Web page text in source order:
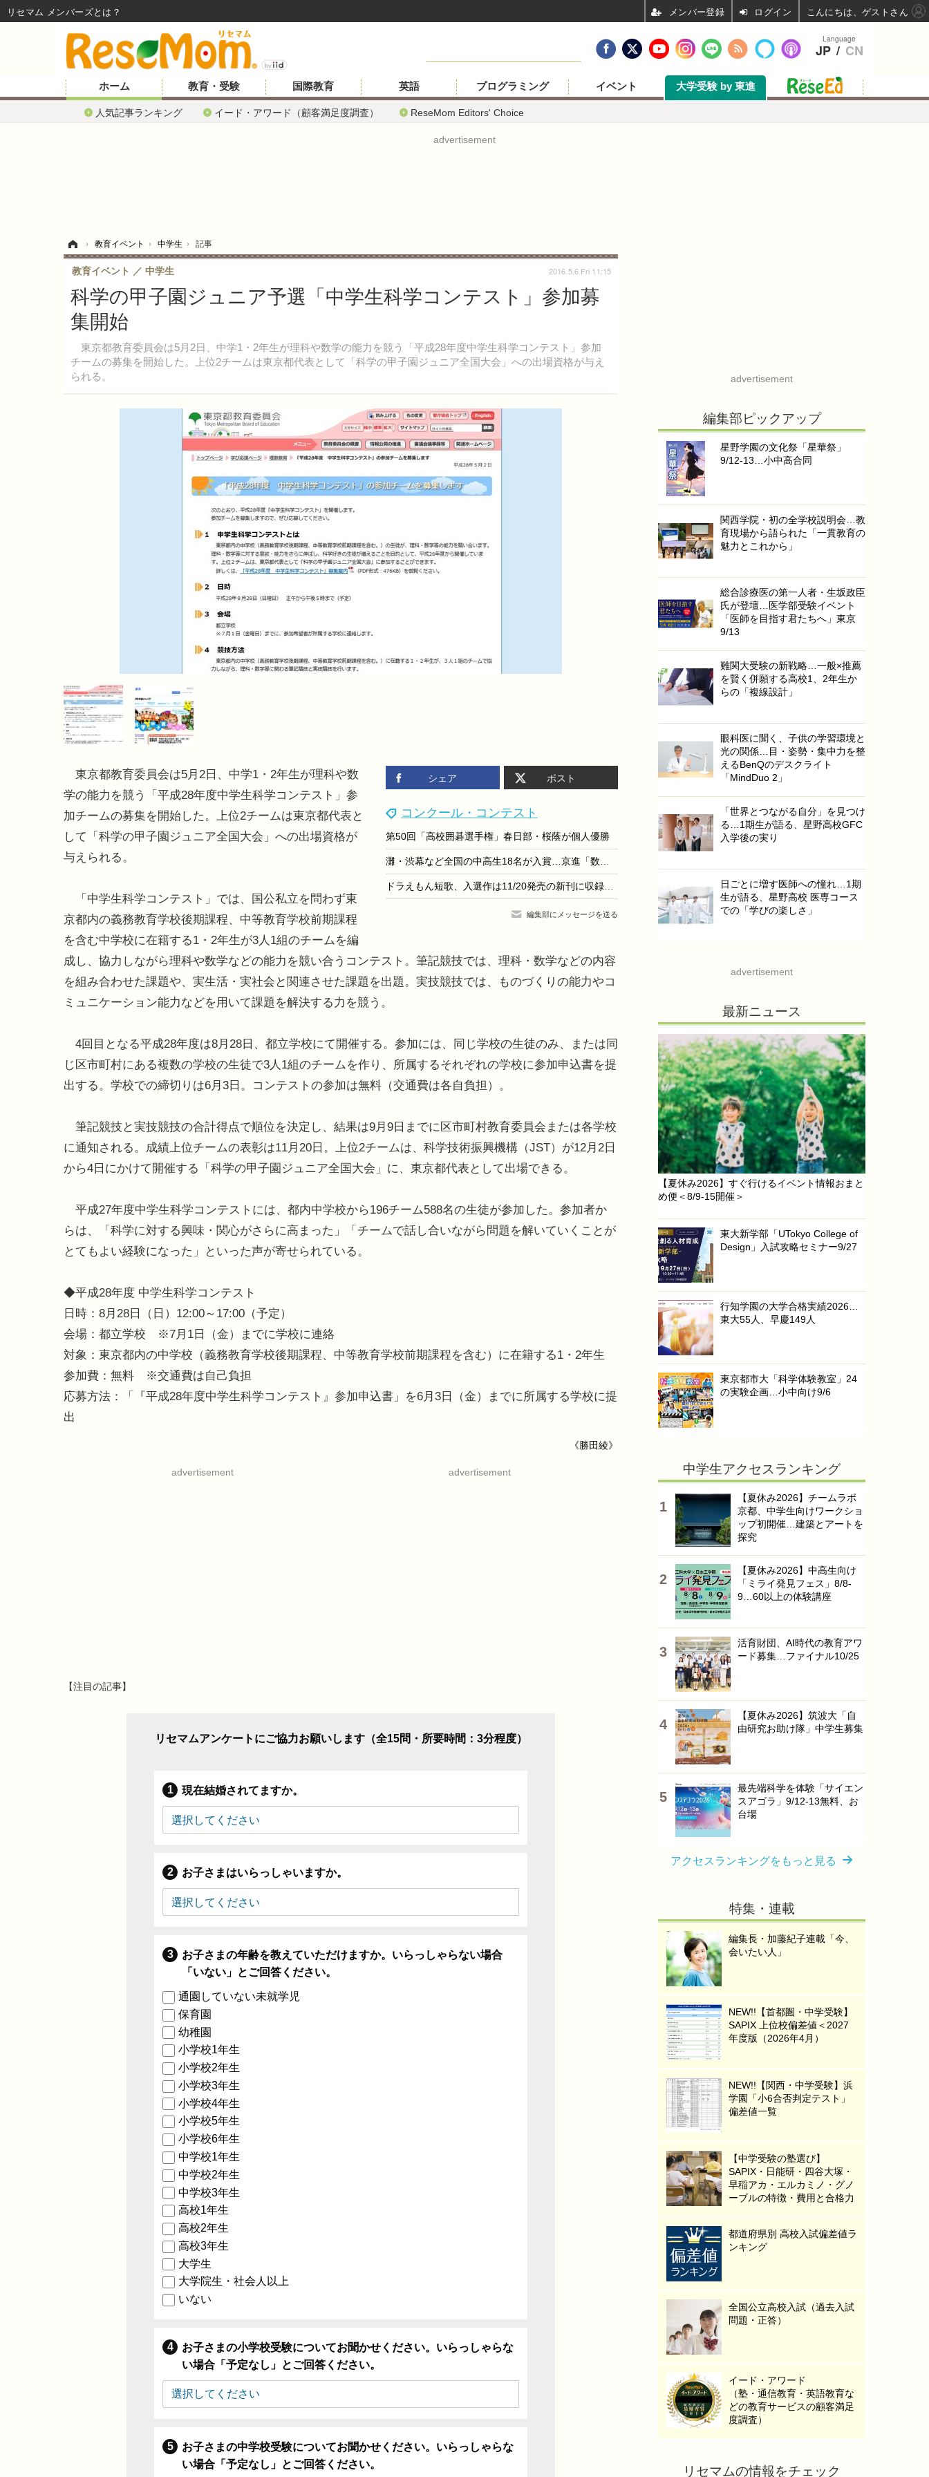
ホーム
人気記事ランキング イード・アワード（顧客満足度調査） ReseMom Editors' Choice
教育・受験 国際教育 英語 プログラミング イベント 大学受験 by 東進
advertisement
› 教育イベント › 中学生 › 記事
科学の甲子園ジュニア予選「中学生科学コンテスト」参加募
集開始
東京都教育委員会は5月2日、中学1・2年生が理科や数学の能力を競う「平成28年度中学生科学コンテスト」参加
チームの募集を開始した。上位2チームは東京都代表として「科学の甲子園ジュニア全国大会」への出場資格が与え
られる。
教育イベント 中学生 2016.5.6 Fri 11:15
シェア ポスト
コンクール・コンテスト
第50回「高校囲碁選手権」春日部・桜蔭が個人優勝
灘・渋幕など全国の中高生18名が入賞…京進「数学解法コンテスト」結果発表
ドラえもん短歌、入選作は11/20発売の新刊に収録…9/3締切
編集部にメッセージを送る
東京都教育委員会は5月2日、中学1・2年生が理科や数
学の能力を競う「平成28年度中学生科学コンテスト」参
加チームの募集を開始した。上位2チームは東京都代表と
して「科学の甲子園ジュニア全国大会」への出場資格が
与えられる。
「中学生科学コンテスト」では、国公私立を問わず東
京都内の義務教育学校後期課程、中等教育学校前期課程
を含む中学校に在籍する1・2年生が3人1組のチームを編
成し、協力しながら理科や数学などの能力を競い合うコンテスト。筆記競技では、理科・数学などの内容
を組み合わせた課題や、実生活・実社会と関連させた課題を出題。実技競技では、ものづくりの能力やコ
ミュニケーション能力などを用いて課題を解決する力を競う。
4回目となる平成28年度は8月28日、都立学校にて開催する。参加には、同じ学校の生徒のみ、または同
じ区市町村にある複数の学校の生徒で3人1組のチームを作り、所属するそれぞれの学校に参加申込書を提
出する。学校での締切りは6月3日。コンテストの参加は無料（交通費は各自負担）。
筆記競技と実技競技の合計得点で順位を決定し、結果は9月9日までに区市町村教育委員会または各学校
に通知される。成績上位チームの表彰は11月20日。上位2チームは、科学技術振興機構（JST）が12月2日
から4日にかけて開催する「科学の甲子園ジュニア全国大会」に、東京都代表として出場できる。
平成27年度中学生科学コンテストには、都内中学校から196チーム588名の生徒が参加した。参加者か
らは、「科学に対する興味・関心がさらに高まった」「チームで話し合いながら問題を解いていくことが
とてもよい経験になった」といった声が寄せられている。
◆平成28年度 中学生科学コンテスト
日時：8月28日（日）12:00～17:00（予定）
会場：都立学校 ※7月1日（金）までに学校に連絡
対象：東京都内の中学校（義務教育学校後期課程、中等教育学校前期課程を含む）に在籍する1・2年生
参加費：無料 ※交通費は自己負担
応募方法：「『平成28年度中学生科学コンテスト』参加申込書」を6月3日（金）までに所属する学校に提
出
《勝田綾》
advertisement advertisement
【注目の記事】
リセマムアンケートにご協力お願いします（全15問・所要時間：3分程度）
現在結婚されてますか。
お子さまはいらっしゃいますか。
お子さまの年齢を教えていただけますか。いらっしゃらない場合
「いない」とご回答ください。
通園していない未就学児
保育園
幼稚園
小学校1年生
小学校2年生
小学校3年生
小学校4年生
小学校5年生
小学校6年生
中学校1年生
中学校2年生
中学校3年生
高校1年生
高校2年生
高校3年生
大学生
大学院生・社会人以上
いない
お子さまの小学校受験についてお聞かせください。いらっしゃらな
い場合「予定なし」とご回答ください。
お子さまの中学校受験についてお聞かせください。いらっしゃらな
い場合「予定なし」とご回答ください。
advertisement
編集部ピックアップ
星野学園の文化祭「星華祭」
9/12-13…小中高合同
関西学院・初の全学校説明会…教
育現場から語られた「一貫教育の
魅力とこれから」
総合診療医の第一人者・生坂政臣
氏が登壇…医学部受験イベント
「医師を目指す君たちへ」東京
9/13
難関大受験の新戦略…一般×推薦
を賢く併願する高校1、2年生か
らの「複線設計」
眼科医に聞く、子供の学習環境と
光の関係…目・姿勢・集中力を整
えるBenQのデスクライト
「MindDuo 2」
「世界とつながる自分」を見つけ
る…1期生が語る、星野高校GFC
入学後の実り
日ごとに増す医師への憧れ…1期
生が語る、星野高校 医専コース
での「学びの楽しさ」
advertisement
最新ニュース
【夏休み2026】すぐ行けるイベント情報おまと
め便＜8/9-15開催＞
東大新学部「UTokyo College of
Design」入試攻略セミナー9/27
行知学園の大学合格実績2026…
東大55人、早慶149人
東京都市大「科学体験教室」24
の実験企画…小中向け9/6
中学生アクセスランキング
【夏休み2026】チームラボ
京都、中学生向けワークショ
ップ初開催…建築とアートを
探究
【夏休み2026】中高生向け
「ミライ発見フェス」8/8-
9…60以上の体験講座
活育財団、AI時代の教育アワ
ード募集…ファイナル10/25
【夏休み2026】筑波大「自
由研究お助け隊」中学生募集
最先端科学を体験「サイエン
スアゴラ」9/12-13無料、お
台場
アクセスランキングをもっと見る
特集・連載
編集長・加藤紀子連載「今、
会いたい人」
NEW!!【首都圏・中学受験】
SAPIX 上位校偏差値＜2027
年度版（2026年4月）
NEW!!【関西・中学受験】浜
学園「小6合否判定テスト」
偏差値一覧
【中学受験の塾選び】
SAPIX・日能研・四谷大塚・
早稲アカ・エルカミノ・グノ
ーブルの特徴・費用と合格力
都道府県別 高校入試偏差値ラ
ンキング
全国公立高校入試（過去入試
問題・正答）
イード・アワード
（塾・通信教育・英語教育な
どの教育サービスの顧客満足
度調査）
リセマムの情報をチェック
Language
JP / CN
リセマム メンバーズ ログイン こんにちは、ゲストさん